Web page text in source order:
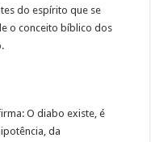
do espírito que se
o conceito bíblico dos
O diabo existe, é
da